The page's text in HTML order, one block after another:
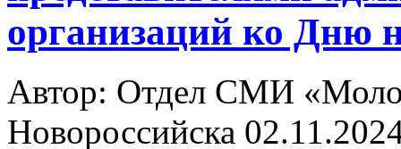
организаций ко Дню
Автор: Отдел СМИ
Новороссийска